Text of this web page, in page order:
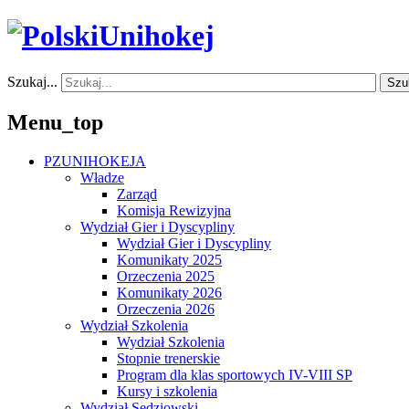
Szukaj...
Menu_top
PZUNIHOKEJA
Władze
Zarząd
Komisja Rewizyjna
Wydział Gier i Dyscypliny
Wydział Gier i Dyscypliny
Komunikaty 2025
Orzeczenia 2025
Komunikaty 2026
Orzeczenia 2026
Wydział Szkolenia
Wydział Szkolenia
Stopnie trenerskie
Program dla klas sportowych IV-VIII SP
Kursy i szkolenia